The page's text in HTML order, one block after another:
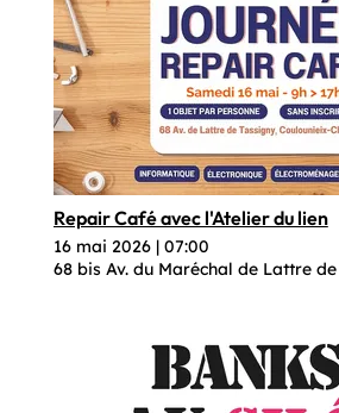
Repair Café avec l'Atelier du lien
16 mai 2026| 07:00
68 bis Av. du Maréchal de Lattre